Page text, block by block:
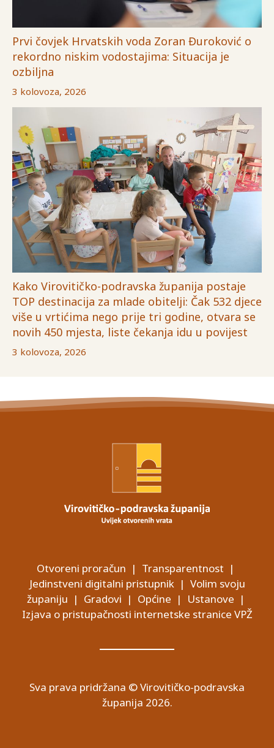
Prvi čovjek Hrvatskih voda Zoran Đuroković o
rekordno niskim vodostajima: Situacija je
ozbiljna
3 kolovoza, 2026
Kako Virovitičko-podravska županija postaje
TOP destinacija za mlade obitelji: Čak 532 djece
više u vrtićima nego prije tri godine, otvara se
novih 450 mjesta, liste čekanja idu u povijest
3 kolovoza, 2026
Otvoreni proračun | Transparentnost |
Jedinstveni digitalni pristupnik| Volim svoju
županiju | Gradovi | Općine | Ustanove |
Izjava o pristupačnosti internetske stranice VPŽ
Sva prava pridržana © Virovitičko-podravska
županija 2026.